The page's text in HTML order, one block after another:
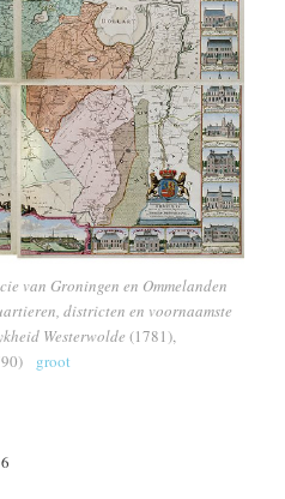
van Groningen en Ommelanden
districten en voornaamste
Westerwolde (1781),
groot